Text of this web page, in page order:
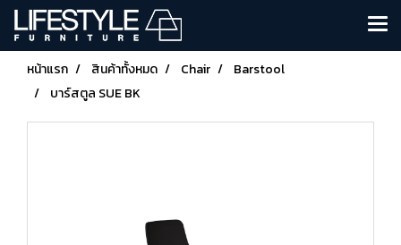
หน้าแรก สินค้าทั้งหมด Chair
Barstool
บาร์สตูล SUE BK